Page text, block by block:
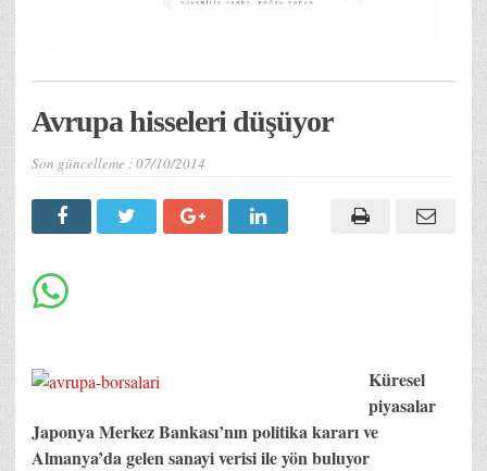
Avrupa hisseleri düşüyor
Son güncelleme :07/10/2014
Küresel
piyasalar
Japonya Merkez Bankası’nın politika kararı ve
Almanya’da gelen sanayi verisi ile yön buluyor